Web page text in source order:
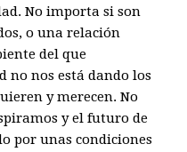
No importa si son
o una relación
del que
no nos está dando los
y merecen. No
y el futuro de
por unas condiciones